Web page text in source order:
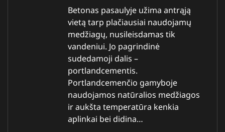
Betonas pasaulyje užima antrąją
vietą tarp plačiausiai naudojamų
medžiagų, nusileisdamas tik
vandeniui. Jo pagrindinė
sudedamoji dalis –
portlandcementis.
Portlandcemenčio gamyboje
naudojamos natūralios medžiagos
ir aukšta temperatūra kenkia
aplinkai bei didina…